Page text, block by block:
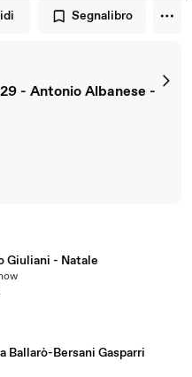
Segnalibro
- Antonio Albanese -
Giuliani - Natale
Ballarò-Bersani Gasparri